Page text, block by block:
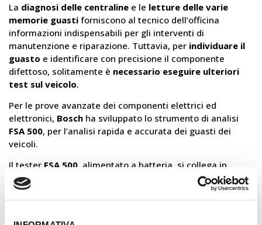
La diagnosi delle centraline e le letture delle varie
memorie guasti forniscono al tecnico dell’officina
informazioni indispensabili per gli interventi di
manutenzione e riparazione. Tuttavia, per individuare il
guasto e identificare con precisione il componente
difettoso, solitamente è necessario eseguire ulteriori
test sul veicolo.
Per le prove avanzate dei componenti elettrici ed
elettronici, Bosch ha sviluppato lo strumento di analisi
FSA 500, per l’analisi rapida e accurata dei guasti dei
veicoli.
Il tester FSA 500 , alimentato a batteria, si collega in
modalità wireless
a un PC su cui è installato il software
di prova che controlla il tester di misurazione. A questo
scopo è possibile utilizzare un PC o un computer portatile